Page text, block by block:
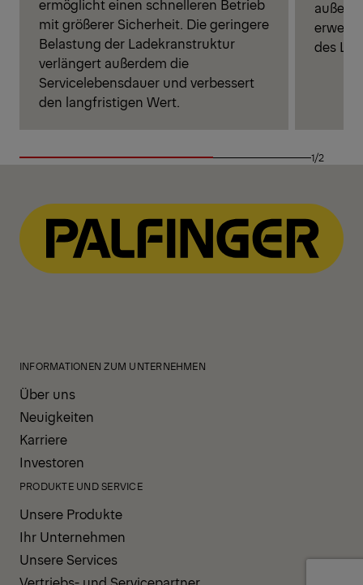
ermöglicht einen schnelleren Betrieb
mit größerer Sicherheit. Die geringere
Belastung der Ladekranstruktur
verlängert außerdem die
Servicelebensdauer und verbessert
den langfristigen Wert.
außer
des
1/2
INFORMATIONEN ZUM UNTERNEHMEN
Über uns
Neuigkeiten
Karriere
Investoren
PRODUKTE UND SERVICE
Unsere Produkte
Ihr Unternehmen
Unsere Services